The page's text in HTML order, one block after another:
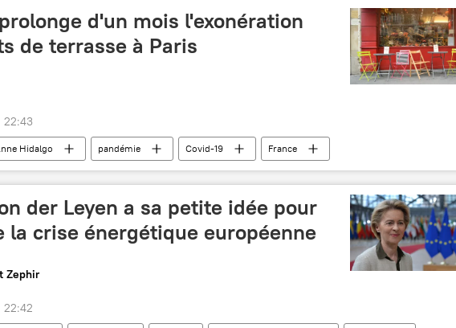
d'un mois l'exonération
de terrasse à Paris
22:43
Hidalgo pandémie Covid-19 France
der Leyen a sa petite idée pour
la crise énergétique européenne
Zephir
22:42